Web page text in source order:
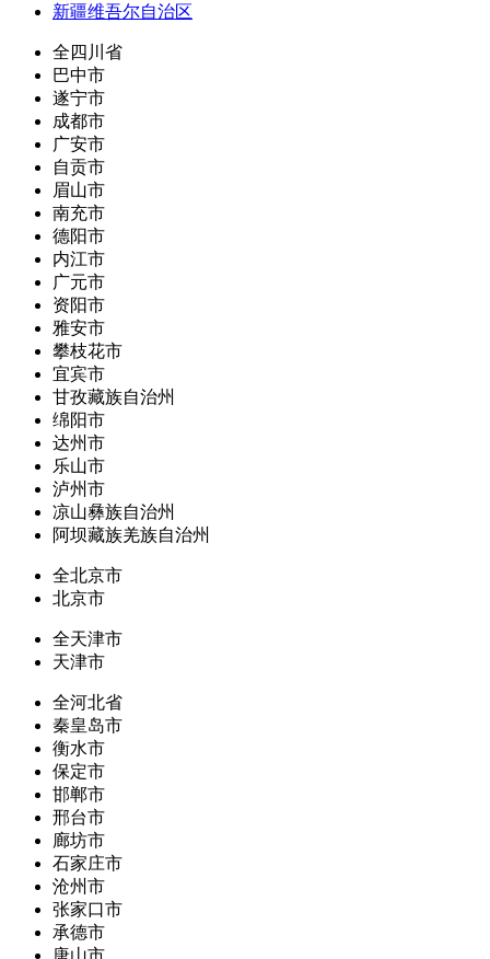
新疆维吾尔自治区
全四川省
巴中市
遂宁市
成都市
广安市
自贡市
眉山市
南充市
德阳市
内江市
广元市
资阳市
雅安市
攀枝花市
宜宾市
甘孜藏族自治州
绵阳市
达州市
乐山市
泸州市
凉山彝族自治州
阿坝藏族羌族自治州
全北京市
北京市
全天津市
天津市
全河北省
秦皇岛市
衡水市
保定市
邯郸市
邢台市
廊坊市
石家庄市
沧州市
张家口市
承德市
唐山市